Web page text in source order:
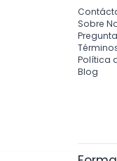
Sobre
Política
Blog